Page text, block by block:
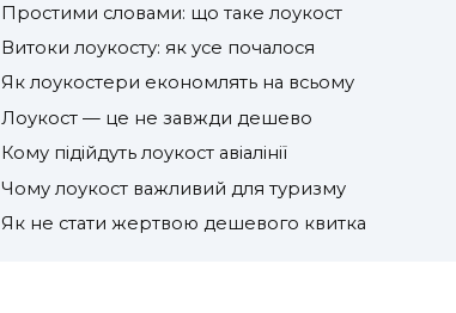
Простими словами: що таке лоукост
Витоки лоукосту: як усе почалося
Як лоукостери економлять на всьому
Лоукост — це не завжди дешево
Кому підійдуть лоукост авіалінії
Чому лоукост важливий для туризму
Як не стати жертвою дешевого квитка